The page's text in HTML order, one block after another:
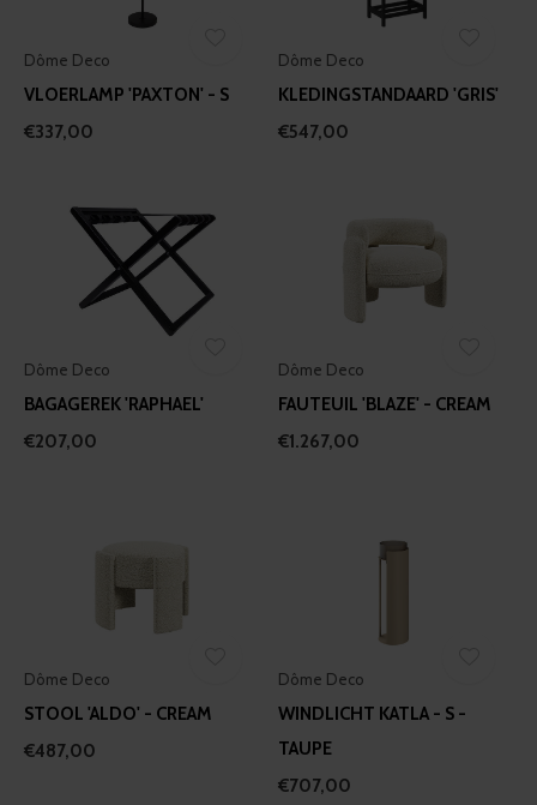
Dôme Deco
VLOERLAMP 'PAXTON' - S
€337,00
Dôme Deco
KLEDINGSTANDAARD 'GRIS'
€547,00
Dôme Deco
BAGAGEREK 'RAPHAEL'
€207,00
Dôme Deco
FAUTEUIL 'BLAZE' - CREAM
€1.267,00
Dôme Deco
STOOL 'ALDO' - CREAM
€487,00
Dôme Deco
WINDLICHT KATLA - S -
TAUPE
€707,00